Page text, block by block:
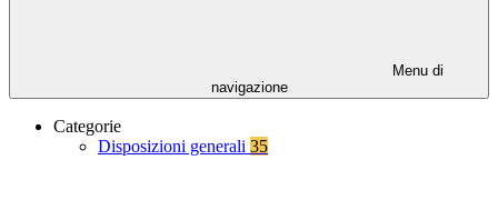
Menu di
navigazione
Categorie
Disposizioni generali 35